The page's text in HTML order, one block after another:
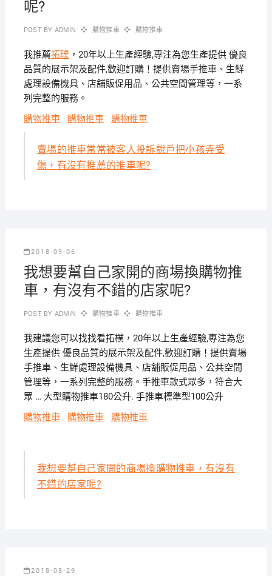
呢?
POST BY ADMIN 購物推車 購物推車
我推薦拓璞，20年以上生產經驗,專注為您生產提供 優良
品質的展示架及配件,歡迎訂購！提供賣場手推車、生鮮
處理設備機具、店舖販促用品、公共空間管理等，一系
列完整的服務。
購物推車
購物推車 購物推車
賣場的推車常常被客人投訴說戶把小孩弄受
傷，有沒有推薦的推車呢?
2018-09-06
我想要幫自己家開的商場換購物推
車，有沒有不錯的店家呢?
POST BY ADMIN 購物推車 購物推車
我建議您可以找找看拓樸，20年以上生產經驗,專注為您
生產提供 優良品質的展示架及配件,歡迎訂購！提供賣場
手推車、生鮮處理設備機具、店舖販促用品、公共空間
管理等，一系列完整的服務。手推車款式眾多，符合大
眾 … 大型購物推車180公升. 手推車標準型100公升
購物推車
購物推車 購物推車
我想要幫自己家開的商場換購物推車，有沒有
不錯的店家呢?
2018-08-29